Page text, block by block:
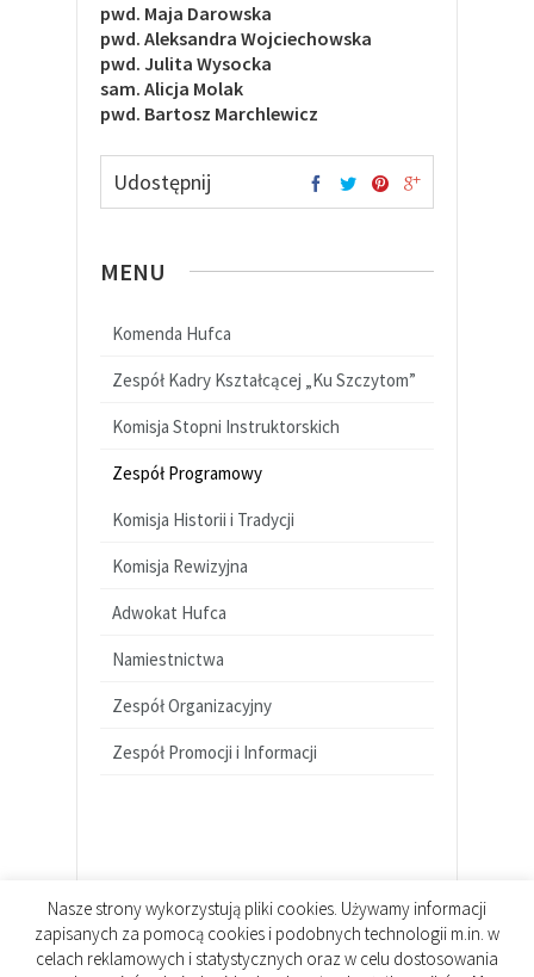
pwd. Maja Darowska
pwd. Aleksandra Wojciechowska
pwd. Julita Wysocka
sam. Alicja Molak
pwd. Bartosz Marchlewicz
Udostępnij
MENU
Komenda Hufca
Zespół Kadry Kształcącej „Ku Szczytom”
Komisja Stopni Instruktorskich
Zespół Programowy
Komisja Historii i Tradycji
Komisja Rewizyjna
Adwokat Hufca
Namiestnictwa
Zespół Organizacyjny
Zespół Promocji i Informacji
Nasze strony wykorzystują pliki cookies. Używamy informacji
zapisanych za pomocą cookies i podobnych technologii m.in. w
celach reklamowych i statystycznych oraz w celu dostosowania